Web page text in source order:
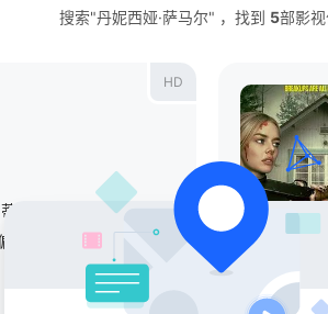
搜索"丹妮西娅·萨马尔" ，找到 5部影
HD
蒂莫西·奥利芬特 / 朱丽叶特·刘易斯 保罗·吉